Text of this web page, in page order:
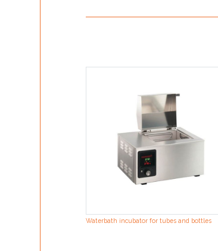
Waterbath incubator for tubes and bottles